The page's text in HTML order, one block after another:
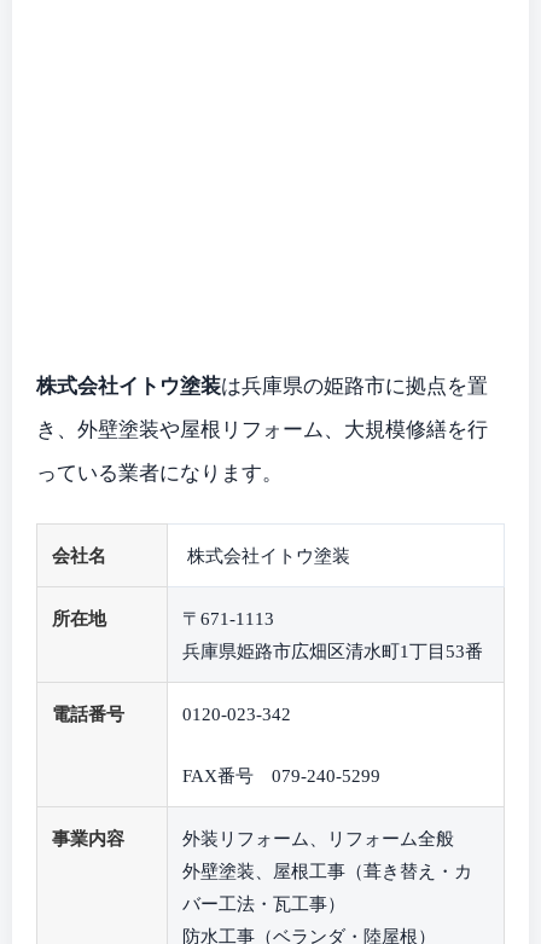
株式会社イトウ塗装は兵庫県の姫路市に拠点を置
き、外壁塗装や屋根リフォーム、大規模修繕を行
っている業者になります。
会社名 株式会社イトウ塗装
所在地
〒671-1113
兵庫県姫路市広畑区清水町1丁目53番
電話番号 0120-023-342
FAX番号 079-240-5299
事業内容
外装リフォーム、リフォーム全般
外壁塗装、屋根工事（葺き替え・カ
バー工法・瓦工事）
防水工事（ベランダ・陸屋根）